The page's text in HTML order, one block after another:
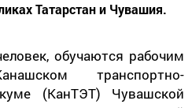
Татарстан и Чувашия.
обучаются рабочим
транспортно-
(КанТЭТ) Чувашской